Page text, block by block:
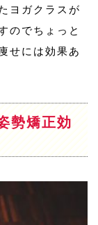
ヨガクラスが
のでちょっと
せには効果あ
勢矯正効